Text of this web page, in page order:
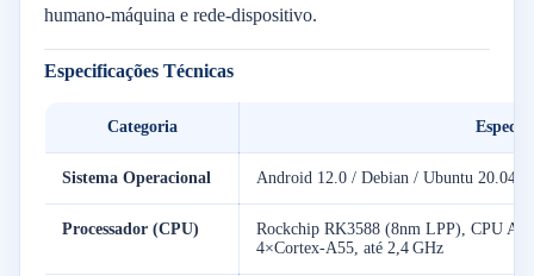
humano-máquina e rede-dispositivo.
Especificações Técnicas
Categoria
Sistema Operacional Android 12.0 / Debian / Ubuntu 20.04
Processador (CPU)
Rockchip RK3588 (8nm LPP), CPU
4×Cortex-A55, até 2,4 GHz